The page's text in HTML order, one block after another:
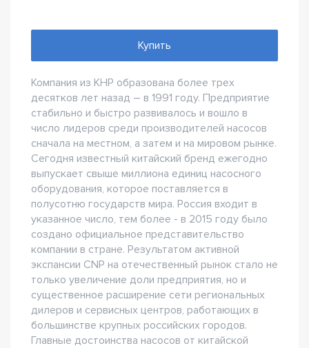
Купить
Компания из КНР образована более трех
десятков лет назад – в 1991 году. Предприятие
стабильно и быстро развивалось и вошло в
число лидеров среди производителей насосов
сначала на местном, а затем и на мировом рынке.
Сегодня известный китайский бренд ежегодно
выпускает свыше миллиона единиц насосного
оборудования, которое поставляется в
полусотню государств мира. Россия входит в
указанное число, тем более - в 2015 году было
создано официальное представительство
компании в стране. Результатом активной
экспансии CNP на отечественный рынок стало не
только увеличение доли предприятия, но и
существенное расширение сети региональных
дилеров и сервисных центров, работающих в
большинстве крупных российских городов.
Главные достоинства насосов от китайской